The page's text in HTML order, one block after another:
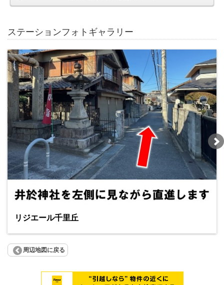
ステーションフォトギャラリー
リジエール千里丘
周辺地図に戻る